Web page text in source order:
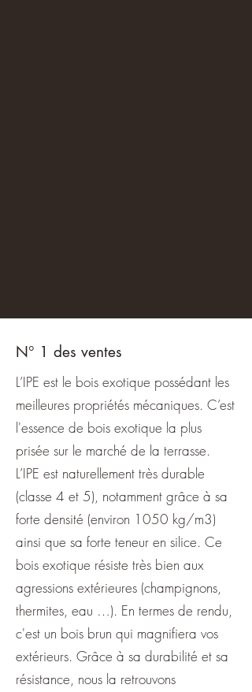
N° 1 des ventes
L’IPE est le bois exotique possédant les
meilleures propriétés mécaniques. C’est
l'essence de bois exotique la plus
prisée sur le marché de la terrasse.
L’IPE est naturellement très durable
(classe 4 et 5), notamment grâce à sa
forte densité (environ 1050 kg/m3)
ainsi que sa forte teneur en silice. Ce
bois exotique résiste très bien aux
agressions extérieures (champignons,
thermites, eau …). En termes de rendu,
c'est un bois brun qui magnifiera vos
extérieurs. Grâce à sa durabilité et sa
résistance, nous la retrouvons